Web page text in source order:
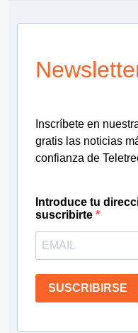
Inscríbete en
gratis las noticias
confianza de
Introduce tu
suscribirte
SUSCRIBIRSE